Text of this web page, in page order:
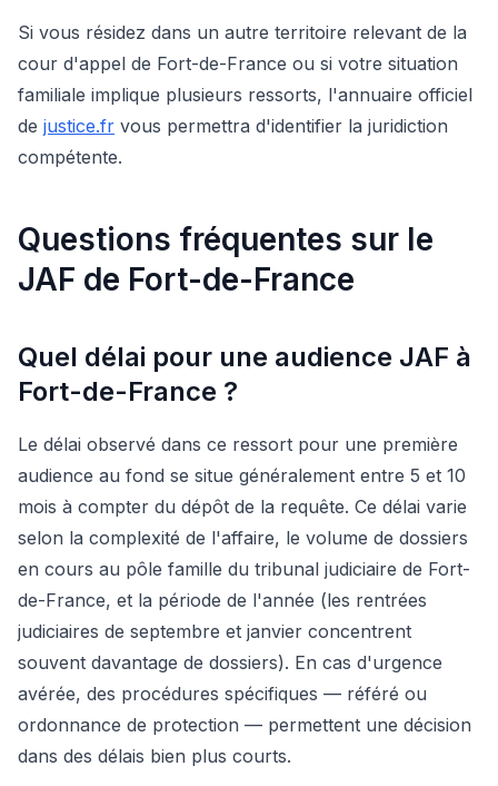
Si vous résidez dans un autre territoire relevant de la
cour d'appel de Fort-de-France ou si votre situation
familiale implique plusieurs ressorts, l'annuaire officiel
de justice.fr vous permettra d'identifier la juridiction
compétente.
Questions fréquentes sur le
JAF de Fort-de-France
Quel délai pour une audience JAF à
Fort-de-France ?
Le délai observé dans ce ressort pour une première
audience au fond se situe généralement entre 5 et 10
mois à compter du dépôt de la requête. Ce délai varie
selon la complexité de l'affaire, le volume de dossiers
en cours au pôle famille du tribunal judiciaire de Fort-
de-France, et la période de l'année (les rentrées
judiciaires de septembre et janvier concentrent
souvent davantage de dossiers). En cas d'urgence
avérée, des procédures spécifiques — référé ou
ordonnance de protection — permettent une décision
dans des délais bien plus courts.